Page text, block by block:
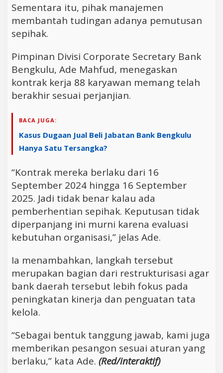
Sementara itu, pihak manajemen
membantah tudingan adanya pemutusan
sepihak.
Pimpinan Divisi Corporate Secretary Bank
Bengkulu, Ade Mahfud, menegaskan
kontrak kerja 88 karyawan memang telah
berakhir sesuai perjanjian.
BACA JUGA:
Kasus Dugaan Jual Beli Jabatan Bank Bengkulu
Hanya Satu Tersangka?
“Kontrak mereka berlaku dari 16
September 2024 hingga 16 September
2025. Jadi tidak benar kalau ada
pemberhentian sepihak. Keputusan tidak
diperpanjang ini murni karena evaluasi
kebutuhan organisasi,” jelas Ade.
Ia menambahkan, langkah tersebut
merupakan bagian dari restrukturisasi agar
bank daerah tersebut lebih fokus pada
peningkatan kinerja dan penguatan tata
kelola.
“Sebagai bentuk tanggung jawab, kami juga
memberikan pesangon sesuai aturan yang
berlaku,” kata Ade. (Red/interaktif)